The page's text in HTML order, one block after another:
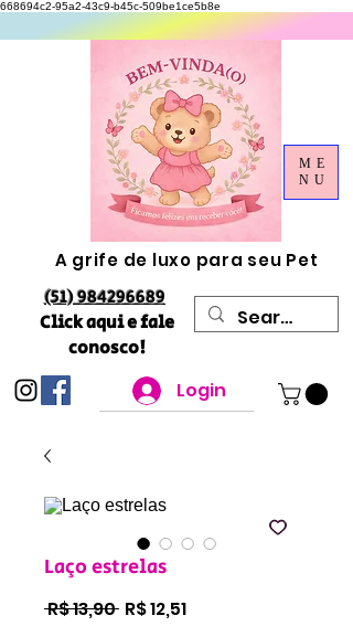
668694c2-95a2-43c9-b45c-509be1ce5b8e
A grife de luxo para seu Pet
(51) 984296689
Click aqui e fale
conosco!
Login
ME
NU
Laço estrelas
R$ 13,90 Preço
R$ 12,51Preço